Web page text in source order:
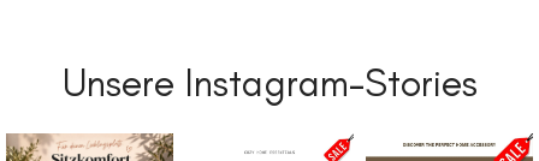
Unsere Instagram-Stories